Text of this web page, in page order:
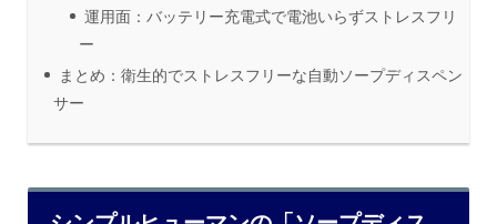
運用面：バッテリー充電式で電池いらずストレスフリ
ー
まとめ：衛生的でストレスフリーな自動ソープディスペン
サー